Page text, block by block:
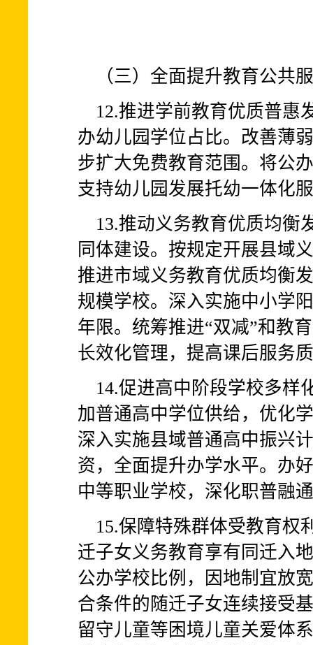
（三）全面提升教育公共
12.推进学前教育优质普惠
办幼儿园学位占比。改善薄
步扩大免费教育范围。将公
支持幼儿园发展托幼一体化
13.推动义务教育优质均衡
同体建设。按规定开展县域
推进市域义务教育优质均衡
规模学校。深入实施中小学
年限。统筹推进“双减”和教
长效化管理，提高课后服务
14.促进高中阶段学校多样
加普通高中学位供给，优化
深入实施县域普通高中振兴
资，全面提升办学水平。办
中等职业学校，深化职普融
15.保障特殊群体受教育权
迁子女义务教育享有同迁入
公办学校比例，因地制宜放
合条件的随迁子女连续接受
留守儿童等困境儿童关爱体